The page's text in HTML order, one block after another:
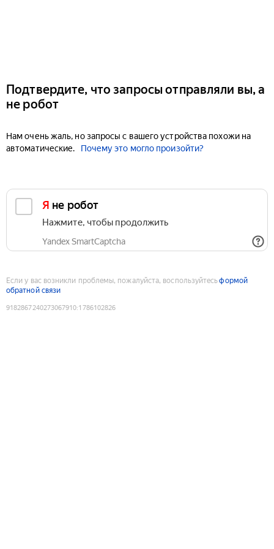
Подтвердите, что запросы отправляли вы, а
не робот
Нам очень жаль, но запросы с вашего устройства похожи на
автоматические.
Почему это могло произойти?
Я не робот
Нажмите, чтобы продолжить
Yandex SmartCaptcha
Если у вас возникли проблемы, пожалуйста, воспользуйтесьформой
обратной связи
9182867240273067910:1786102826